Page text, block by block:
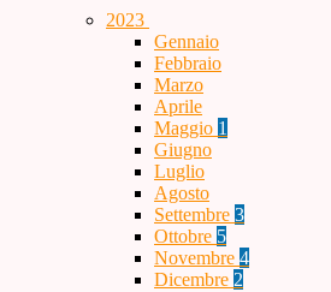
2023
Gennaio
Febbraio
Marzo
Aprile
Maggio 1
Giugno
Luglio
Agosto
Settembre 3
Ottobre 5
Novembre 4
Dicembre 2